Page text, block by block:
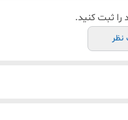
را ثبت کنید.